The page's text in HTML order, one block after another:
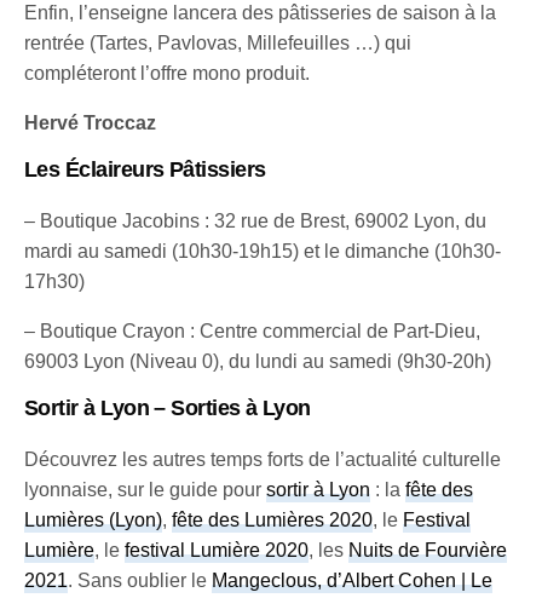
Enfin, l’enseigne lancera des pâtisseries de saison à la
rentrée (Tartes, Pavlovas, Millefeuilles …) qui
compléteront l’offre mono produit.
Hervé Troccaz
Les Éclaireurs Pâtissiers
– Boutique Jacobins : 32 rue de Brest, 69002 Lyon, du
mardi au samedi (10h30-19h15) et le dimanche (10h30-
17h30)
– Boutique Crayon : Centre commercial de Part-Dieu,
69003 Lyon (Niveau 0), du lundi au samedi (9h30-20h)
Sortir à Lyon – Sorties à Lyon
Découvrez les autres temps forts de l’actualité culturelle
lyonnaise, sur le guide poursortir à Lyon : lafête des
Lumières (Lyon),fête des Lumières 2020, leFestival
Lumière, lefestival Lumière 2020, lesNuits de Fourvière
2021. Sans oublier leMangeclous, d’Albert Cohen | Le